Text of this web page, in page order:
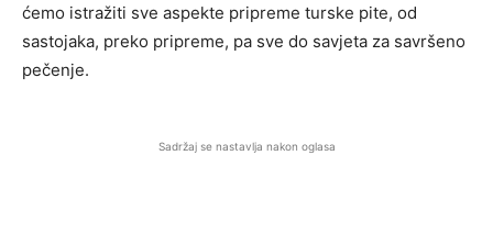
ćemo istražiti sve aspekte pripreme turske pite, od
sastojaka, preko pripreme, pa sve do savjeta za savršeno
pečenje.
Sadržaj se nastavlja nakon oglasa